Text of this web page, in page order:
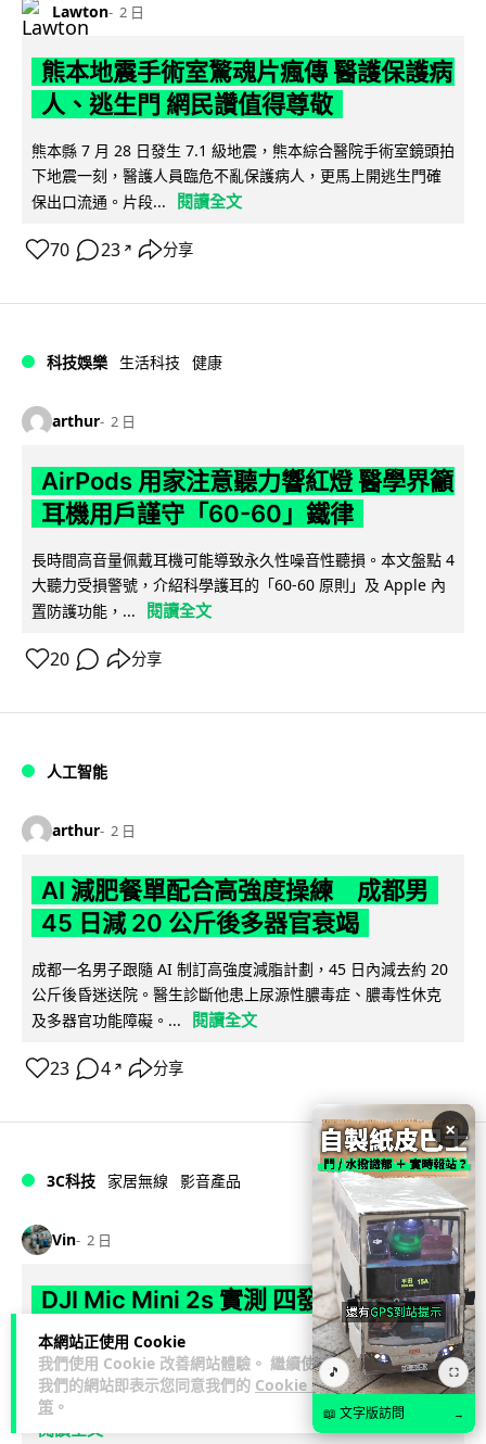
本網站正使用 Cookie
我們使用 Cookie 改善網站體驗。 繼續使用
我們的網站即表示您同意我們的 Cookie 政
策 。
Lawton 2 日
熊本地震手術室驚魂片瘋傳 醫護保護病
人、逃生門 網民讚值得尊敬
熊本縣 7 月 28 日發生 7.1 級地震，熊本綜合醫院手術室鏡頭拍
下地震一刻，醫護人員臨危不亂保護病人，更馬上開逃生門確
保出口流通。片段...
閱讀全文
70 23 ↗ 分享
科技娛樂 生活科技 健康
arthur 2 日
AirPods 用家注意聽力響紅燈 醫學界籲
耳機用戶謹守「60-60」鐵律
長時間高音量佩戴耳機可能導致永久性噪音性聽損。本文盤點 4
大聽力受損警號，介紹科學護耳的「60-60 原則」及 Apple 內
置防護功能，...
閱讀全文
20 分享
人工智能
arthur 2 日
AI 減肥餐單配合高強度操練 成都男
45 日減 20 公斤後多器官衰竭
成都一名男子跟隨 AI 制訂高強度減脂計劃，45 日內減去約 20
公斤後昏迷送院。醫生診斷他患上尿源性膿毒症、膿毒性休克
及多器官功能障礙。...
閱讀全文
23 4 ↗ 分享
3C科技 家居無線 影音產品
Vin 2 日
DJI Mic Mini 2s 實測 四發一收同步獨
立錄音 32-bit 防爆咪拍片必備
DJI 最新推出的 Mic Mini 2s 無線咪支援「四發一收」分軌錄
音，並首度下放 32-bit Float 浮點內錄功能。本文經實測其...
閱讀全文
×
🎵 ⛶
📖 文字版訪問 →